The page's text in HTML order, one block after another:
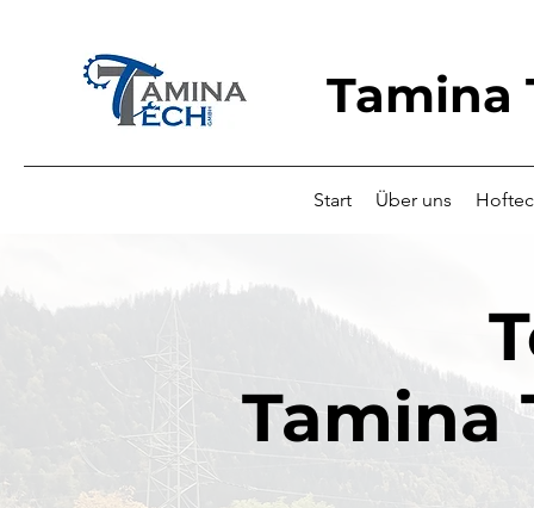
Tamina
Start Über uns
Tamina